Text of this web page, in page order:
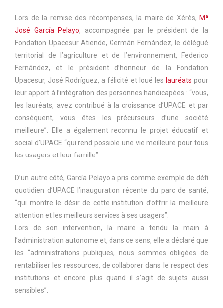
Lors de la remise des récompenses, la maire de Xérès, Mª
José García Pelayo, accompagnée par le président de la
Fondation Upacesur Atiende, Germán Fernández, le délégué
territorial de l’agriculture et de l’environnement, Federico
Fernández, et le président d’honneur de la Fondation
Upacesur, José Rodríguez, a félicité et loué les lauréats pour
leur apport à l’intégration des personnes handicapées : “vous,
les lauréats, avez contribué à la croissance d’UPACE et par
conséquent, vous êtes les précurseurs d’une société
meilleure”. Elle a également reconnu le projet éducatif et
social d’UPACE “qui rend possible une vie meilleure pour tous
les usagers et leur famille”.
D’un autre côté, García Pelayo a pris comme exemple de défi
quotidien d’UPACE l’inauguration récente du parc de santé,
“qui montre le désir de cette institution d’offrir la meilleure
attention et les meilleurs services à ses usagers”.
Lors de son intervention, la maire a tendu la main à
l’administration autonome et, dans ce sens, elle a déclaré que
les “administrations publiques, nous sommes obligées de
rentabiliser les ressources, de collaborer dans le respect des
institutions et encore plus quand il s’agit de sujets aussi
sensibles”.